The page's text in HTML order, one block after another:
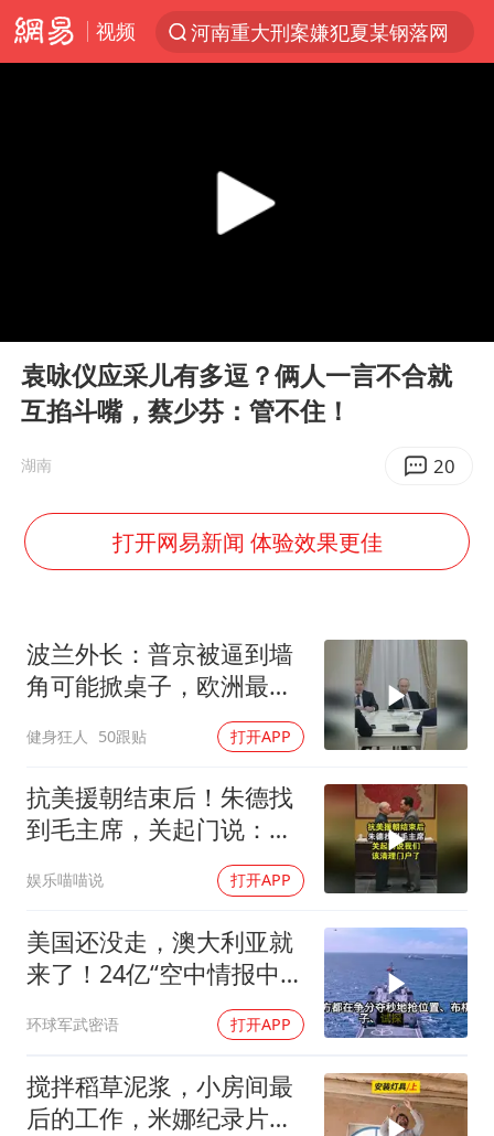
视频
河南重大刑案嫌犯夏某钢落网
央视新主播李秋莹孙亚鹏亮相
郑丽文：台湾从来没有“独立”过
上四休三，但降薪1000元，你接受吗？
宇树王兴兴被问了360多个问题
全民健身事业高质量发展
唐田赛前发布会上引用《孙子兵法》
乐享全民健身 共筑健康中国
Play
袁咏仪应采儿有多逗？俩人一言不合就
互掐斗嘴，蔡少芬：管不住！
湖南 20
打开网易新闻 体验效果更佳
波兰外长：普京被逼到墙
角可能掀桌子，欧洲最担
心的不是俄军有多强
健身狂人 50跟贴 打开APP
抗美援朝结束后！朱德找
到毛主席，关起门说：我
娱乐喵喵说 打开APP
美国还没走，澳大利亚就
来了！24亿“空中情报中
心”刚到手就杀入南海
环球军武密语 打开APP
搅拌稻草泥浆，小房间最
后的工作，米娜纪录片